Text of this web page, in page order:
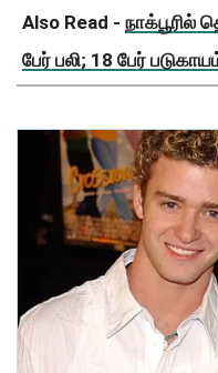
Also Read - நாக்பூரில்
பேர் பலி; 18 பேர்